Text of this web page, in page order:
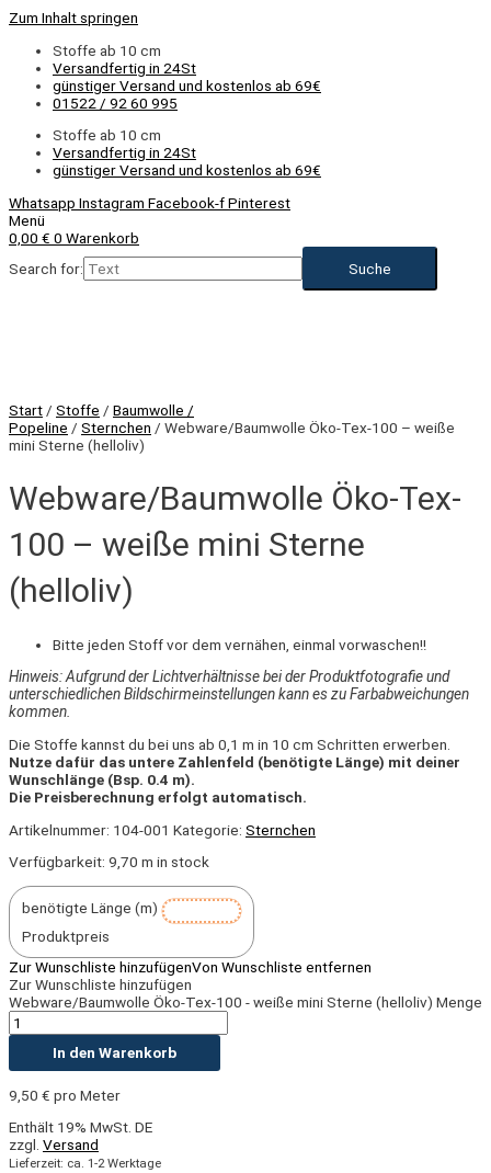
Zum Inhalt springen
Stoffe ab 10 cm
Versandfertig in 24St
günstiger Versand und kostenlos ab 69€
01522 / 92 60 995
Stoffe ab 10 cm
Versandfertig in 24St
günstiger Versand und kostenlos ab 69€
Whatsapp Instagram Facebook-fPinterest
Menü
0,00 € 0 Warenkorb
Search for:
Start / Stoffe / Baumwolle /
Popeline / Sternchen / Webware/Baumwolle Öko-Tex-100 – weiße
mini Sterne (helloliv)
Webware/Baumwolle Öko-Tex-
100 – weiße mini Sterne
(helloliv)
Bitte jeden Stoff vor dem vernähen, einmal vorwaschen!!
Hinweis: Aufgrund der Lichtverhältnisse bei der Produktfotografie und
unterschiedlichen Bildschirmeinstellungen kann es zu Farbabweichungen
kommen.
Die Stoffe kannst du bei uns ab 0,1 m in 10 cm Schritten erwerben.
Nutze dafür das untere Zahlenfeld (benötigte Länge) mit deiner
Wunschlänge (Bsp. 0.4 m).
Die Preisberechnung erfolgt automatisch.
Artikelnummer: 104-001 Kategorie: Sternchen
Verfügbarkeit: 9,70 m in stock
benötigte Länge (m)
Produktpreis
Zur Wunschliste hinzufügenVon Wunschliste entfernen
Zur Wunschliste hinzufügen
Webware/Baumwolle Öko-Tex-100 - weiße mini Sterne (helloliv) Menge
In den Warenkorb
9,50 € pro Meter
Enthält 19% MwSt. DE
zzgl. Versand
Lieferzeit: ca. 1-2 Werktage